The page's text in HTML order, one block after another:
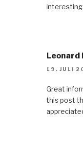
Leonard
19. JULI
Great
this post